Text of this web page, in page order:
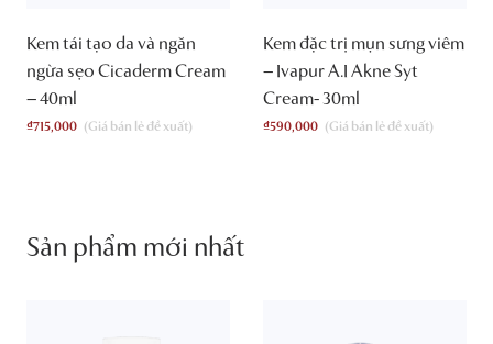
Kem tái tạo da và ngăn
ngừa sẹo Cicaderm Cream
– 40ml
₫715,000
Kem đặc trị mụn sưng viêm
– Ivapur A.I Akne Syt
Cream- 30ml
₫590,000
Sản phẩm mới nhất